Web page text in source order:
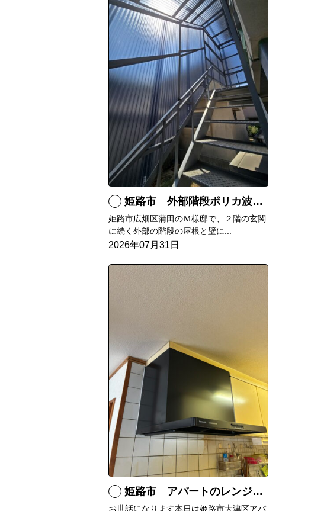
姫路市 外部階段ポリカ波板張替工事
姫路市広畑区蒲田のＭ様邸で、２階の玄関
に続く外部の階段の屋根と壁に...
2026年07月31日
姫路市 アパートのレンジフード交換
お世話になります本日は姫路市大津区アパ